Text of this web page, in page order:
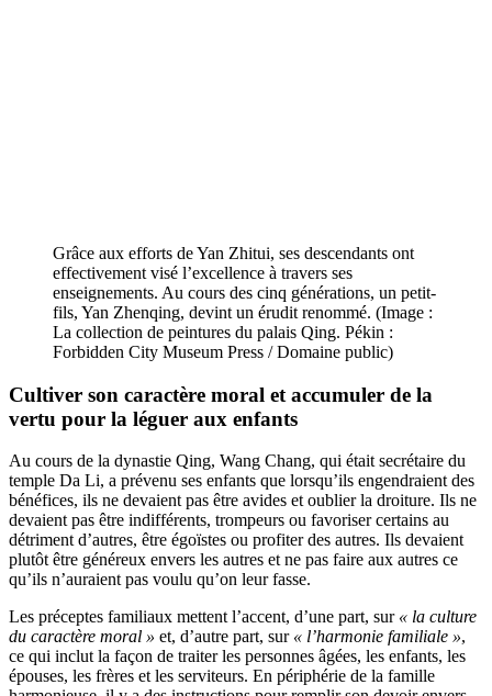
Grâce aux efforts de Yan Zhitui, ses descendants ont
effectivement visé l’excellence à travers ses
enseignements. Au cours des cinq générations, un petit-
fils, Yan Zhenqing, devint un érudit renommé. (Image :
La collection de peintures du palais Qing. Pékin :
Forbidden City Museum Press / Domaine public)
Cultiver son caractère moral et accumuler de la
vertu pour la léguer aux enfants
Au cours de la dynastie Qing, Wang Chang, qui était secrétaire du
temple Da Li, a prévenu ses enfants que lorsqu’ils engendraient des
bénéfices, ils ne devaient pas être avides et oublier la droiture. Ils ne
devaient pas être indifférents, trompeurs ou favoriser certains au
détriment d’autres, être égoïstes ou profiter des autres. Ils devaient
plutôt être généreux envers les autres et ne pas faire aux autres ce
qu’ils n’auraient pas voulu qu’on leur fasse.
Les préceptes familiaux mettent l’accent, d’une part, sur « la culture
du caractère moral » et, d’autre part, sur « l’harmonie familiale »,
ce qui inclut la façon de traiter les personnes âgées, les enfants, les
épouses, les frères et les serviteurs. En périphérie de la famille